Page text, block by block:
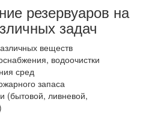
резервуаров на
задач
веществ
водоочистки
сред
запаса
(бытовой, ливневой,